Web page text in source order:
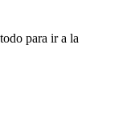
para ir a la